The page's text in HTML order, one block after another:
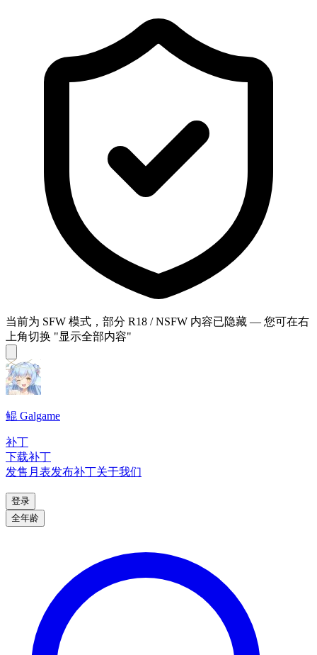
当前为 SFW 模式，部分 R18 / NSFW 内容已隐藏 — 您可在右
上角切换 "显示全部内容"
鲲 Galgame
补丁
下载补丁
发售月表发布补丁关于我们
登录
全年龄